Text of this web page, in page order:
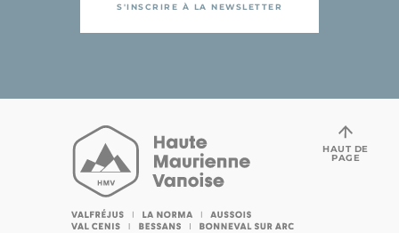
S'INSCRIRE À LA NEWSLETTER
HAUT DE
PAGE